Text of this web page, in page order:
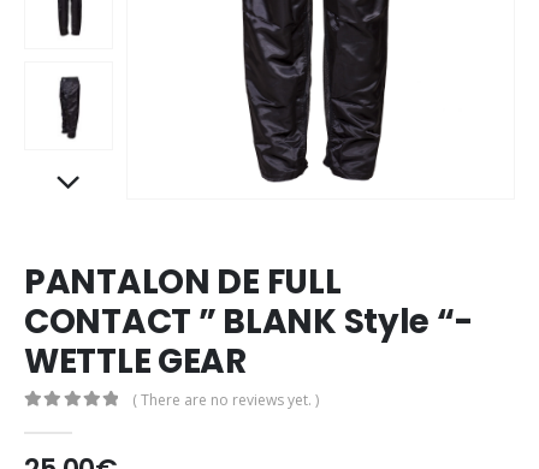
PANTALON DE FULL
CONTACT ” BLANK Style “-
WETTLE GEAR
( There are no reviews yet. )